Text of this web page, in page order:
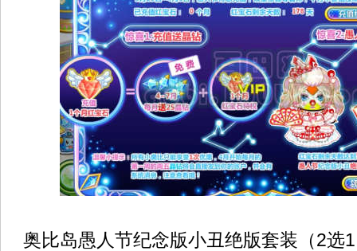
奥比岛愚人节纪念版小丑绝版套装（2选